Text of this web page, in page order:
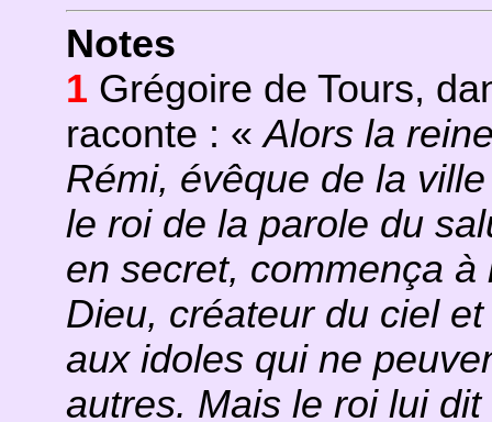
Notes
1 Grégoire de Tours,
raconte : «Alors la
Rémi, évêque de la
le roi de la parole du
en secret, commença
Dieu, créateur du ciel
aux idoles qui ne
autres. Mais le roi lui